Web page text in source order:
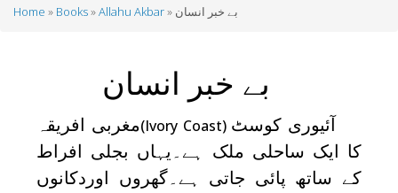
Home Books Allahu Akbar بے خبر انسان
بے خبر انسان
آئیوری کوسٹ (Ivory Coast)مغربی افریقہ
کا ایک ساحلی ملک ہے۔یہاں بجلی افراط
کے ساتھ پائی جاتی ہے۔گھروں اوردکانوں